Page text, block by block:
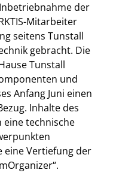
der
Mitarbeiter
seitens Tunstall
gebracht. Die
Tunstall
und
Anfang Juni einen
Inhalte des
eine technische
eine Vertiefung der